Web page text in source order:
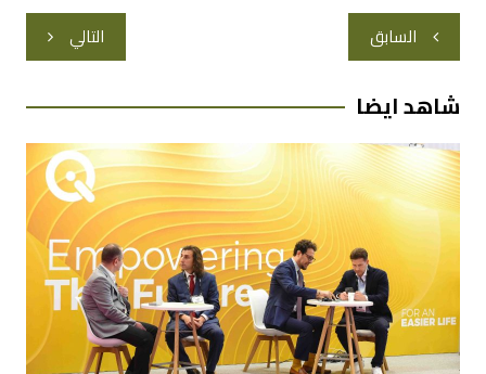
تصفّح
المقالات
السابق التالي
شاهد ايضا